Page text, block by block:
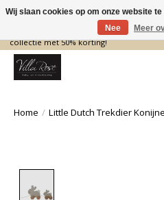
De nieuwe collectie komt eraan… en wij
collectie met 50% korting!
Home / Little Dutch Trekdier
Wij slaan cookies op om onze website
Nee
Meer